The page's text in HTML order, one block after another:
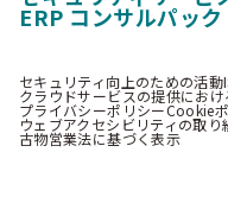
ERP コンサルパック
セキュリティ向上のための活動
クラウドサービスの提供にお
プライバシーポリシーCookie
ウェブアクセシビリティの取
古物営業法に基づく表示